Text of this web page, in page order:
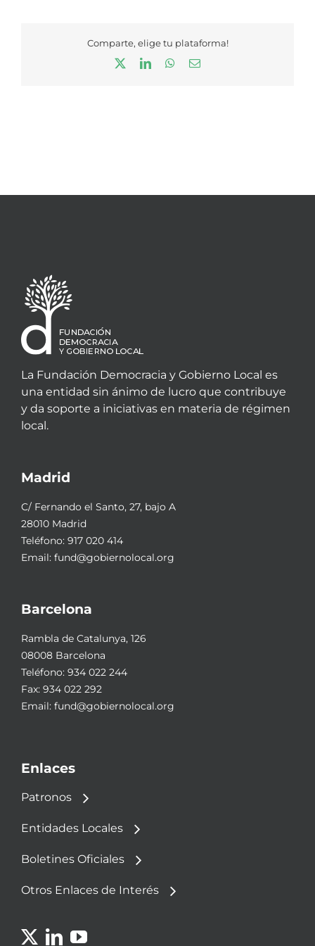
Comparte, elige tu plataforma!
LinkedInWhatsApp
Correo
La Fundación Democracia y Gobierno Local es
una entidad sin ánimo de lucro que contribuye
y da soporte a iniciativas en materia de régimen
local.
Madrid
C/ Fernando el Santo, 27, bajo A
28010 Madrid
Teléfono: 917 020 414
Email: fund@gobiernolocal.org
Barcelona
Rambla de Catalunya, 126
08008 Barcelona
Teléfono: 934 022 244
Fax: 934 022 292
Email: fund@gobiernolocal.org
Enlaces
Patronos
Entidades Locales
Boletines Oficiales
Otros Enlaces de Interés